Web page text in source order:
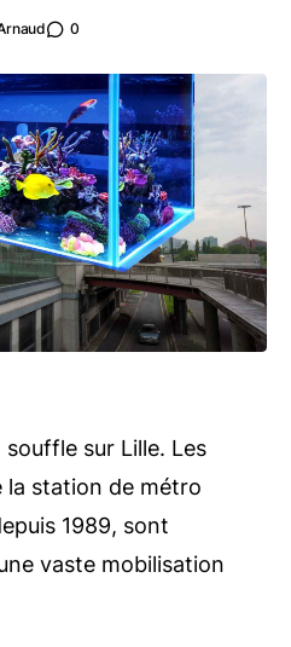
0
sur Lille. Les
la station de métro
1989, sont
vaste mobilisation